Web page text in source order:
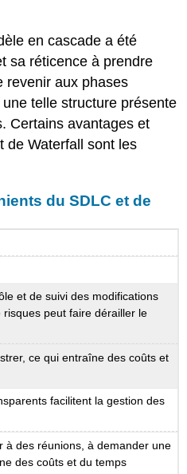
en cascadea été
sa réticence à prendre
revenir aux phases
telle structure présente
Certains avantages et
de Waterfall sont les
du SDLC et de
et de suivi des modifications
peut faire dérailler le
ce qui entraîne des coûts et
facilitent la gestion des
à des réunions, à demander une
des coûts et du temps